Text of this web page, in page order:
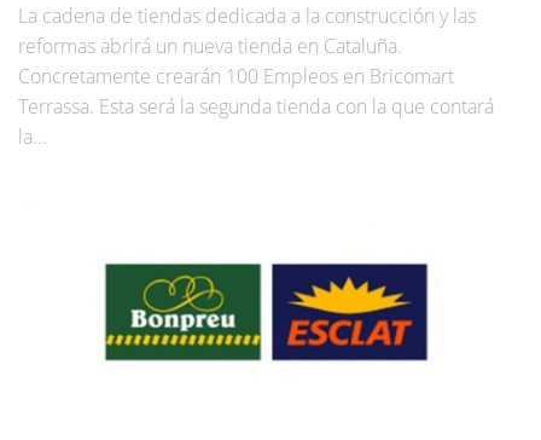
La cadena de tiendas dedicada a la construcción y las
reformas abrirá un nueva tienda en Cataluña.
Concretamente crearán 100 Empleos en Bricomart
Terrassa. Esta será la segunda tienda con la que contará
la...